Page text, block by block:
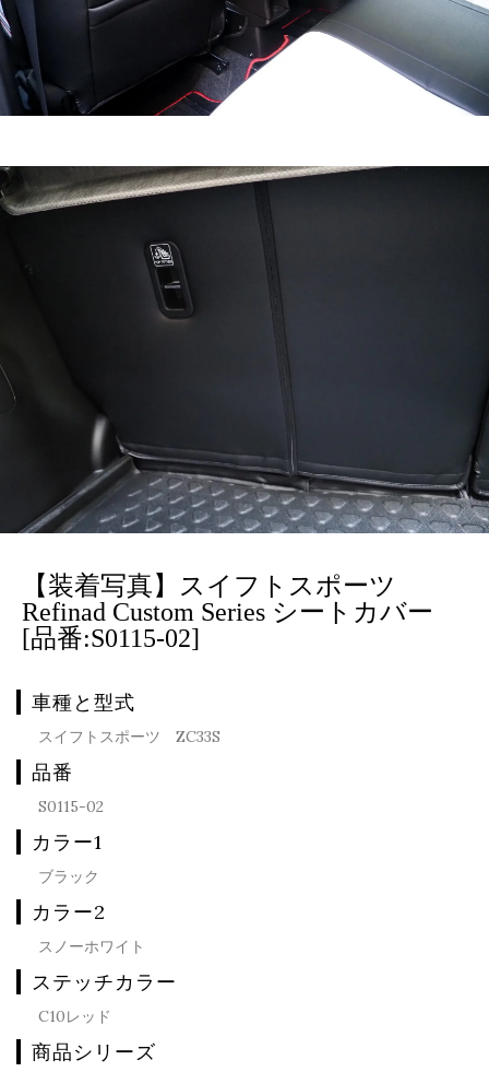
【装着写真】スイフトスポーツ
Refinad Custom Series シートカバー
[品番:S0115-02]
車種と型式
スイフトスポーツ ZC33S
品番
S0115-02
カラー1
ブラック
カラー2
スノーホワイト
ステッチカラー
C10レッド
商品シリーズ